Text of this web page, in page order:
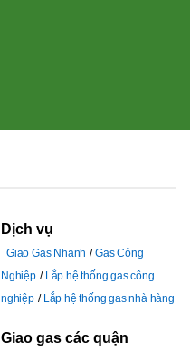
Dịch vụ
Giao Gas Nhanh
Gas Công
Nghiệp
Lắp hệ thống gas công
nghiệp
Lắp hệ thống gas nhà hàng
Giao gas các quận